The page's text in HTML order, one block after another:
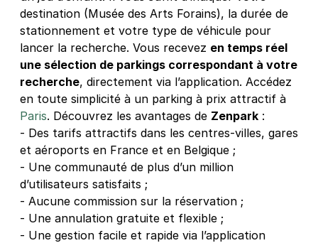
destination (Musée des Arts Forains), la durée de
stationnement et votre type de véhicule pour
lancer la recherche. Vous recevez en temps réel
une sélection de parkings correspondant à votre
recherche, directement via l’application. Accédez
en toute simplicité à un parking à prix attractif à
Paris. Découvrez les avantages de Zenpark :
- Des tarifs attractifs dans les centres-villes, gares
et aéroports en France et en Belgique ;
- Une communauté de plus d’un million
d’utilisateurs satisfaits ;
- Aucune commission sur la réservation ;
- Une annulation gratuite et flexible ;
- Une gestion facile et rapide via l’application